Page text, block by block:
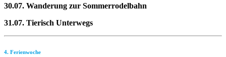
30.07. Wanderung zur Sommerrodelbahn
31.07. Tierisch Unterwegs
4. Ferienwoche